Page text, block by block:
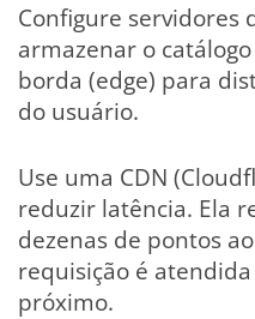
Configure servidores
armazenar o
borda (edge) para
do usuário.
Use uma CDN
reduzir latência. Ela
dezenas de pontos
requisição é
próximo.